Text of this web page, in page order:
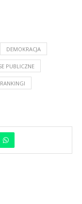
DEMOKRACJA
PUBLICZNE
RANKINGI